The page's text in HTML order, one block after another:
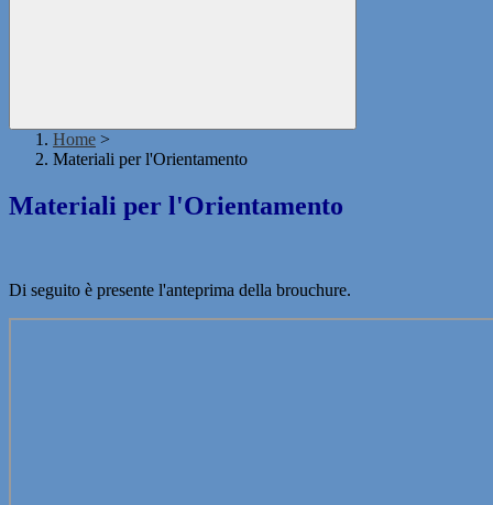
Home >
Materiali per l'Orientamento
Materiali per l'Orientamento
Di seguito è presente l'anteprima della brouchure.